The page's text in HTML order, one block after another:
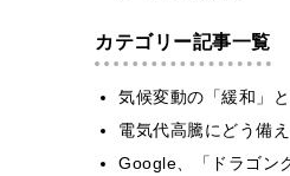
カテゴリー記事一覧
気候変動の「緩和」
電気代高騰にどう備
Google、「ドラゴン